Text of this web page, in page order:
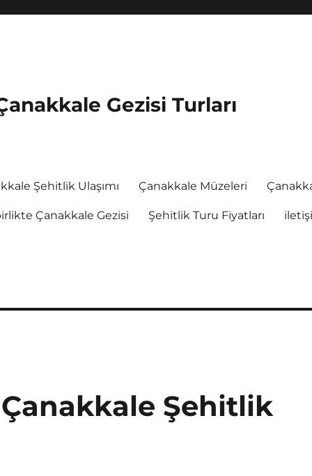
Gezisi Turları
Şehitlik Ulaşımı Çanakkale Müzeleri
Çanakkale Gezisi Şehitlik Turu Fiyatları
Çanakkale Şehitlik